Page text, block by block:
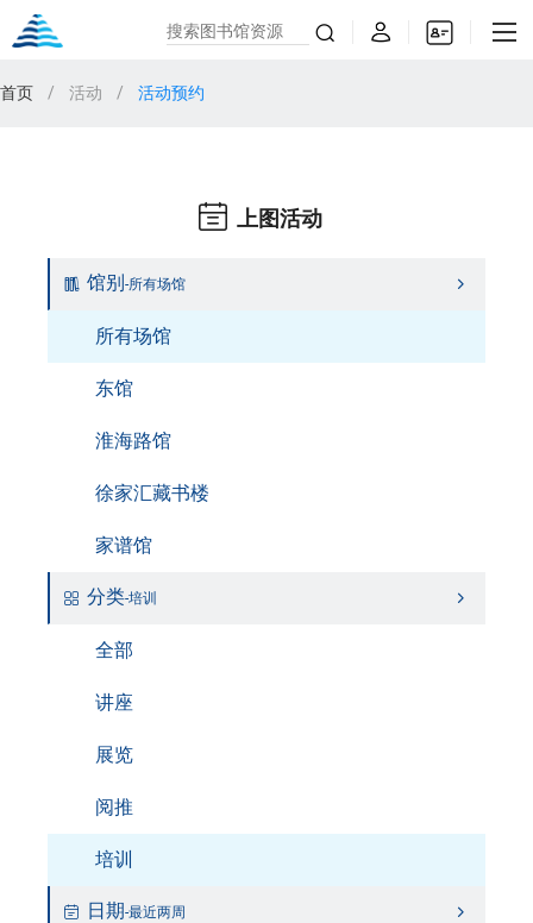
首页 / 活动 / 活动预约
上图活动
馆别-所有场馆
所有场馆
东馆
淮海路馆
徐家汇藏书楼
家谱馆
分类-培训
全部
讲座
展览
阅推
培训
日期-最近两周